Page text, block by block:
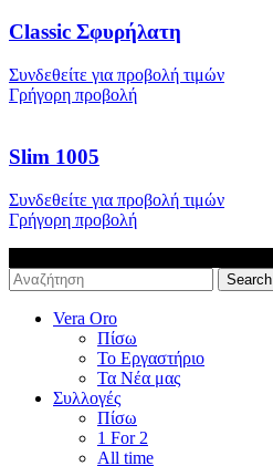
Classic Σφυρήλατη
Συνδεθείτε για προβολή τιμών
Γρήγορη προβολή
Slim 1005
Συνδεθείτε για προβολή τιμών
Γρήγορη προβολή
Search
Vera Oro
Πίσω
Το Εργαστήριο
Τα Νέα μας
Συλλογές
Πίσω
1 For 2
All time